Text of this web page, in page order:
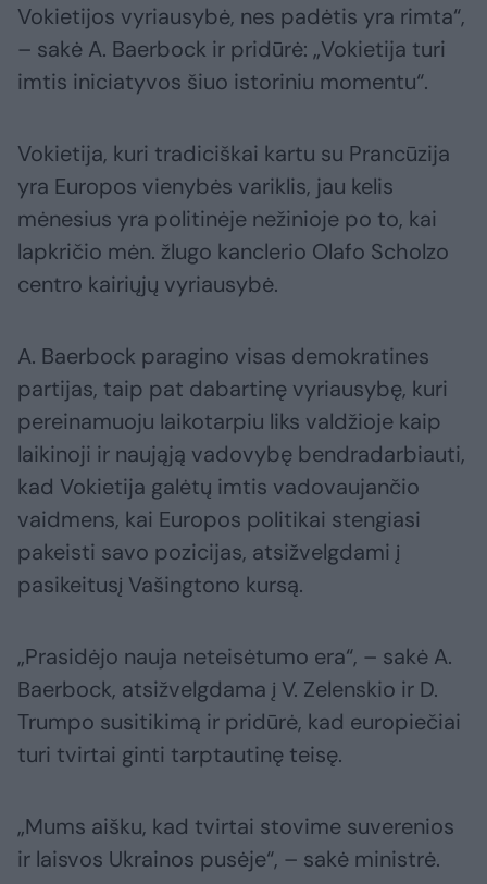
Vokietijos vyriausybė, nes padėtis yra rimta“,
– sakė A. Baerbock ir pridūrė: „Vokietija turi
imtis iniciatyvos šiuo istoriniu momentu“.
Vokietija, kuri tradiciškai kartu su Prancūzija
yra Europos vienybės variklis, jau kelis
mėnesius yra politinėje nežinioje po to, kai
lapkričio mėn. žlugo kanclerio Olafo Scholzo
centro kairiųjų vyriausybė.
A. Baerbock paragino visas demokratines
partijas, taip pat dabartinę vyriausybę, kuri
pereinamuoju laikotarpiu liks valdžioje kaip
laikinoji ir naująją vadovybę bendradarbiauti,
kad Vokietija galėtų imtis vadovaujančio
vaidmens, kai Europos politikai stengiasi
pakeisti savo pozicijas, atsižvelgdami į
pasikeitusį Vašingtono kursą.
„Prasidėjo nauja neteisėtumo era“, – sakė A.
Baerbock, atsižvelgdama į V. Zelenskio ir D.
Trumpo susitikimą ir pridūrė, kad europiečiai
turi tvirtai ginti tarptautinę teisę.
„Mums aišku, kad tvirtai stovime suverenios
ir laisvos Ukrainos pusėje“, – sakė ministrė.